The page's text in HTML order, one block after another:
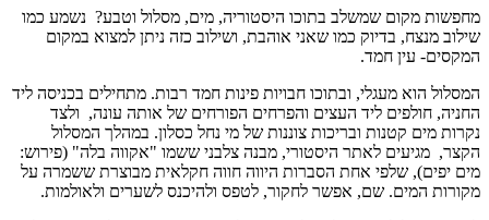
מחפשות מקום שמשלב בתוכו היסטוריה, מים, מסלול וטבע? נשמע כמו
שילוב מנצח, בדיוק כמו שאני אוהבת, ושילוב כזה ניתן למצוא במקום
המקסים- עין חמד.
המסלול הוא מעגלי, ובתוכו חבויות פינות חמד רבות. מתחילים בכניסה ליד
החניה, חולפים ליד העצים והפרחים הפורחים של אותה עונה, ולצד
נקרות מים קטנות ובריכות צוננות של מי נחל כסלון. במהלך המסלול
הקצר, מגיעים לאתר היסטורי, מבנה צלבני ששמו "אקווה בלה" (פירוש:
מים יפים), שלפי אחת הסברות היווה חווה חקלאית מבוצרת ששמרה על
מקורות המים. שם, אפשר לחקור, לטפס ולהיכנס לשערים ולאולמות.